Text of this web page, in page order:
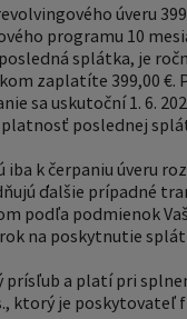
úveru
programu 10
splátka, je
zaplatíte 399,00 €.
sa uskutoční 1. 6.
poslednej
iba k čerpaniu úveru
ďalšie prípadné
podľa podmienok
na poskytnutie
prísľub a platí pri
ktorý je poskytovateľ